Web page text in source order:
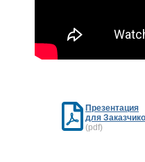
Презентация
для
(pdf)